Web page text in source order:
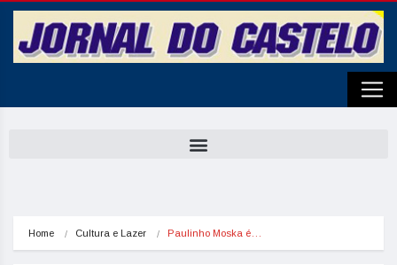
Home Cultura e Lazer Paulinho Moska é…